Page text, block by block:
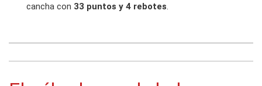
cancha con 33 puntos y 4 rebotes